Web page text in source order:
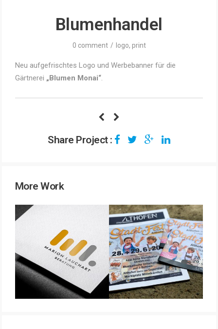
Blumenhandel
0 comment / logo, print
Neu aufgefrischtes Logo und Werbebanner für die
Gärtnerei „Blumen Monai“.
Share Project :
More Work